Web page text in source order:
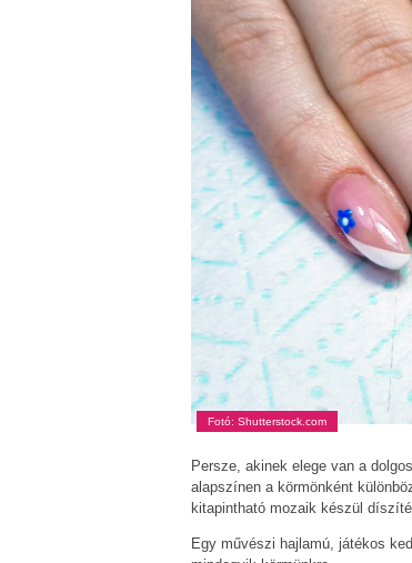
Fotó: Shutterstock.com
Persze, akinek elege van a
alapszínen a körmönként
kitapintható mozaik készül
Egy művészi hajlamú, játékos